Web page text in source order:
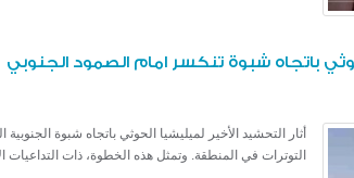
باتجاه شبوة تنكسر امام الصمود الجنوبي
أثار التحشيد الأخير لميليشيا الحوثي باتجاه شبوة
التوترات في المنطقة. وتمثل هذه الخطوة، ذات التداعيات